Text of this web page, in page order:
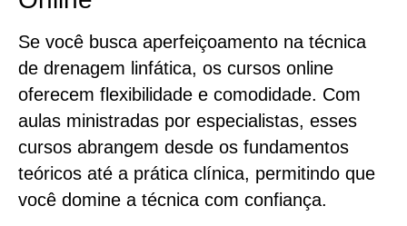
Se você busca aperfeiçoamento na técnica
de drenagem linfática, os cursos online
oferecem flexibilidade e comodidade. Com
aulas ministradas por especialistas, esses
cursos abrangem desde os fundamentos
teóricos até a prática clínica, permitindo que
você domine a técnica com confiança.